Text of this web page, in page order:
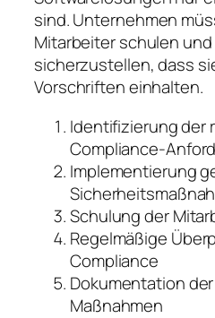
sind. Unternehmen
Mitarbeiter schulen
sicherzustellen, dass
Vorschriften einhalten.
Identifizierung der
Compliance-
Implementierung
Schulung der
Regelmäßige
Compliance
Dokumentation
Maßnahmen